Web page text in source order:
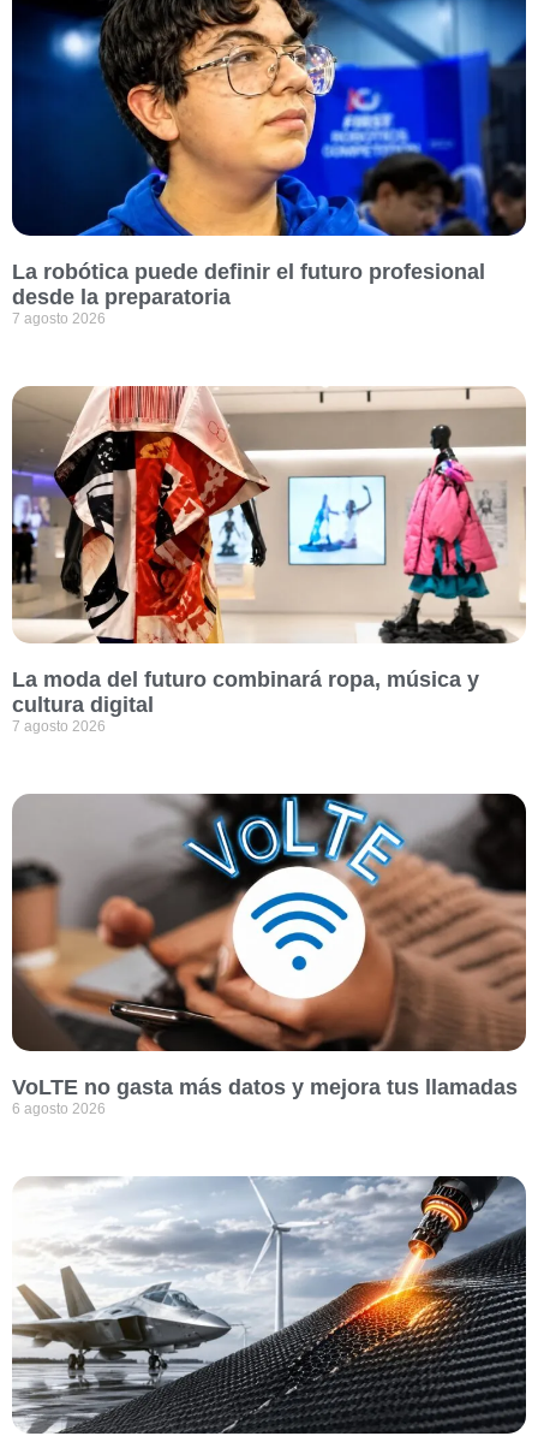
La robótica puede definir el futuro profesional
desde la preparatoria
7 agosto 2026
La moda del futuro combinará ropa, música y
cultura digital
7 agosto 2026
VoLTE no gasta más datos y mejora tus llamadas
6 agosto 2026